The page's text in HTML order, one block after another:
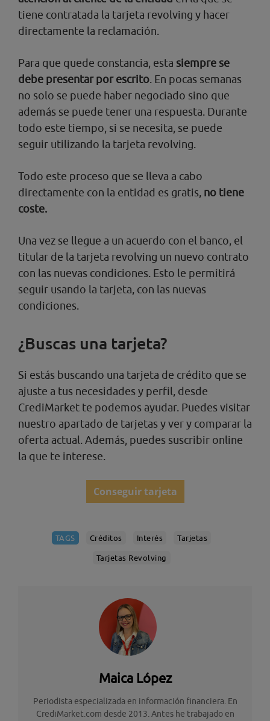
tiene contratada la tarjeta revolving y hacer
directamente la reclamación.
Para que quede constancia, esta siempre se
debe presentar por escrito. En pocas semanas
no solo se puede haber negociado sino que
además se puede tener una respuesta. Durante
todo este tiempo, si se necesita, se puede
seguir utilizando la tarjeta revolving.
Todo este proceso que se lleva a cabo
directamente con la entidad es gratis, no tiene
coste.
Una vez se llegue a un acuerdo con el banco, el
titular de la tarjeta revolving un nuevo contrato
con las nuevas condiciones. Esto le permitirá
seguir usando la tarjeta, con las nuevas
condiciones.
¿Buscas una tarjeta?
Si estás buscando una tarjeta de crédito que se
ajuste a tus necesidades y perfil, desde
CrediMarket te podemos ayudar. Puedes visitar
nuestro apartado de tarjetas y ver y comparar la
oferta actual. Además, puedes suscribir online
la que te interese.
Conseguir tarjeta
TAGS Créditos Interés Tarjetas
Tarjetas Revolving
Maica López
Periodista especializada en información financiera. En
CrediMarket.com desde 2013. Antes he trabajado en